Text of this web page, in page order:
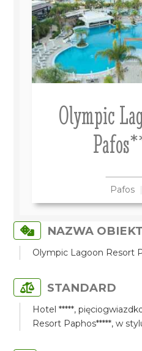
Olympic
Pafos
NAZWA
Olympic Lagoon Resort
STANDARD
Hotel *****,
Resort Paphos*****, w